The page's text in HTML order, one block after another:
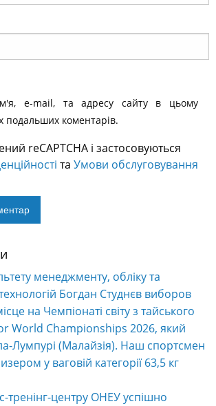
e-mail, та адресу сайту в цьому
подальших коментарів.
reCAPTCHA і застосовуються
та Умови обслуговування
менеджменту, обліку та
Богдан Студнєв виборов
на Чемпіонаті світу з тайського
World Championships 2026, який
Лумпурі (Малайзія). Наш спортсмен
у ваговій категорії 63,5 кг
тренінг-центру ОНЕУ успішно